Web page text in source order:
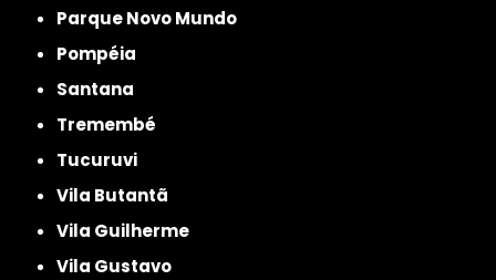
Parque Novo Mundo
Pompéia
Santana
Tremembé
Tucuruvi
Vila Butantã
Vila Guilherme
Vila Gustavo